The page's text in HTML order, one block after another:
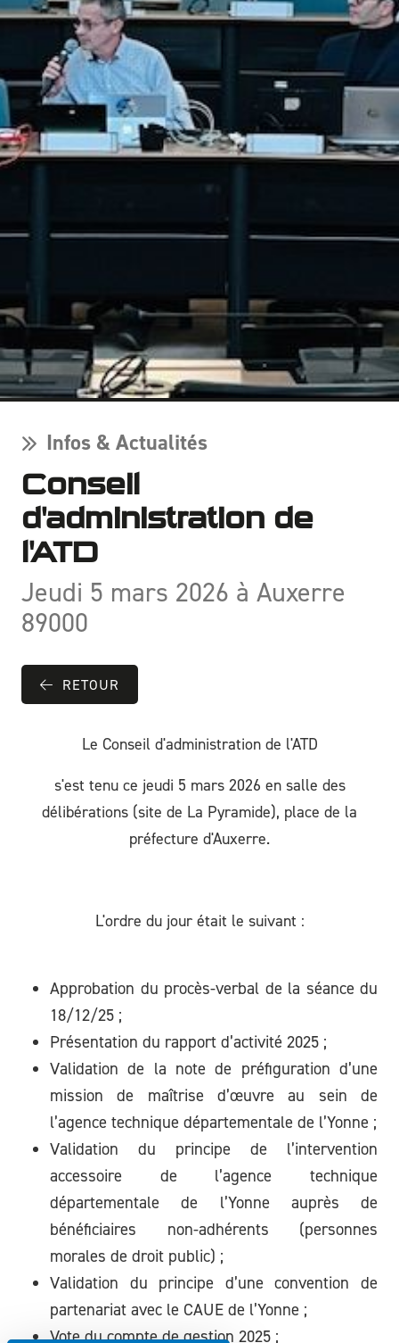
Infos & Actualités
Conseil
d'administration de
l'ATD
Jeudi 5 mars 2026 à Auxerre
89000
RETOUR
Le Conseil d'administration de l'ATD
s'est tenu ce jeudi 5 mars 2026 en salle des
délibérations (site de La Pyramide), place de la
préfecture d'Auxerre.
L'ordre du jour était le suivant :
Approbation du procès-verbal de la séance du
18/12/25 ;
Présentation du rapport d’activité 2025 ;
Validation de la note de préfiguration d’une
mission de maîtrise d’œuvre au sein de
l’agence technique départementale de l’Yonne ;
Validation du principe de l’intervention
accessoire de l’agence technique
départementale de l’Yonne auprès de
bénéficiaires non-adhérents
(personnes
morales de droit public) ;
Validation du principe d’une convention de
partenariat avec le CAUE de l’Yonne ;
Vote du compte de gestion 2025 ;